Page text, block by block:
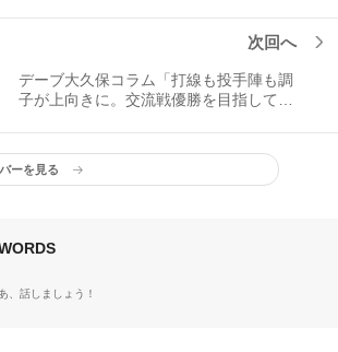
次回へ
デーブ大久保コラム「打線も投手陣も調
子が上向きに。交流戦優勝を目指してい
ーを見る
、話しましょう！